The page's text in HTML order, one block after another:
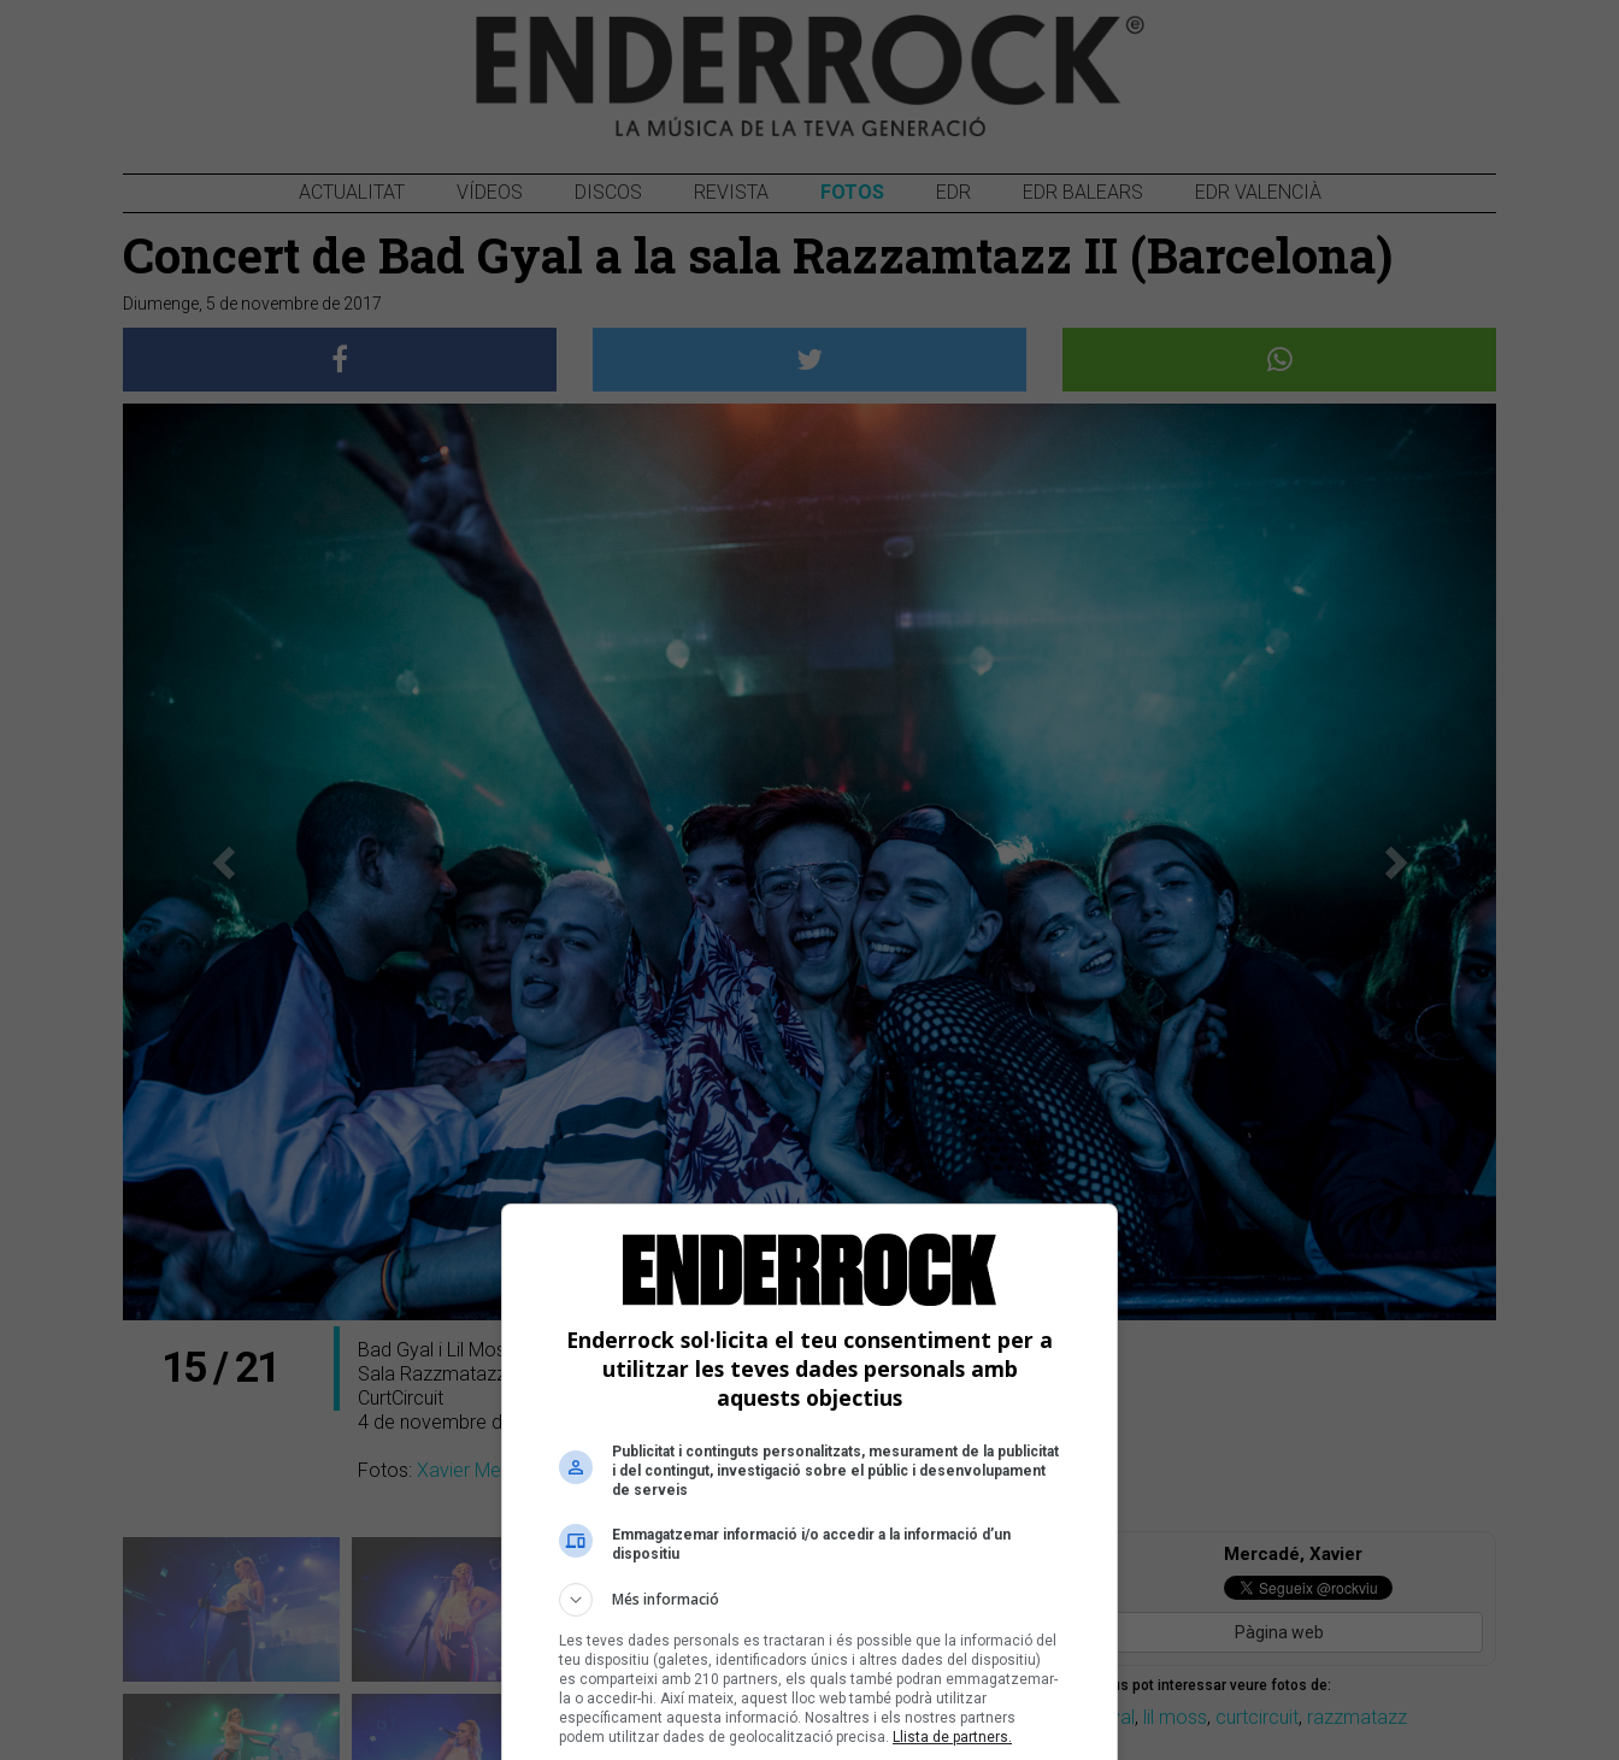
ACTUALITAT VÍDEOS DISCOS REVISTA FOTOS EDR EDR BALEARS EDR VALENCIÀ
Concert de Bad Gyal a la sala Razzamtazz II (Barcelona)
Diumenge, 5 de novembre de 2017
15 / 21
Bad Gyal i Lil Moss
Sala Razzmatazz (Barcelona)
CurtCircuit
4 de novembre de 2017
Fotos: Xavier Mercadé
Mercadé, Xavier
Pàgina web
També us pot interessar veure fotos de:
bad gyal, lil moss, curtcircuit, razzmatazz
Enderrock sol·licita el teu consentiment per a
utilitzar les teves dades personals amb
aquests objectius
Publicitat i continguts personalitzats, mesurament de la publicitat
i del contingut, investigació sobre el públic i desenvolupament
de serveis
Emmagatzemar informació i/o accedir a la informació d’un
dispositiu
Més informació
Les teves dades personals es tractaran i és possible que la informació del
teu dispositiu (galetes, identificadors únics i altres dades del dispositiu)
es comparteixi amb 210 partners, els quals també podran emmagatzemar-
la o accedir-hi. Així mateix, aquest lloc web també podrà utilitzar
específicament aquesta informació. Nosaltres i els nostres partners
podem utilitzar dades de geolocalització precisa. Llista de partners.